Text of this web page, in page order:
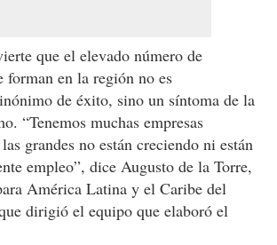
que el elevado número de
forman en la región no es
de éxito, sino un síntoma de la
“Tenemos muchas empresas
grandes no están creciendo ni están
empleo”, dice Augusto de la Torre,
América Latina y el Caribe del
dirigió el equipo que elaboró el